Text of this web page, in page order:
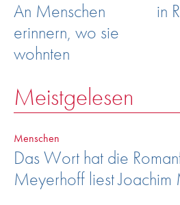
An Menschen
erinnern, wo sie
wohnten
in
Meistgelesen
Menschen
Das Wort hat die
Meyerhoff liest